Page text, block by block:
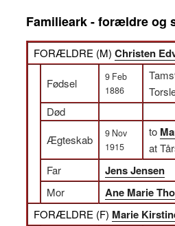
Familieark - forældre og
FORÆLDRE (M) Christen
Fødsel
9 Feb
1886
Død
Ægteskab
9 Nov
1915
to
at
Far
Jens Jensen
Mor Ane Marie
FORÆLDRE (F) Marie